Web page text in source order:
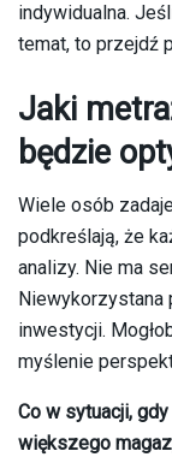
indywidualna.
temat, to przejdź
Jaki
będzie
Wiele osób
podkreślają, że
analizy. Nie ma
Niewykorzystana
inwestycji.
myślenie
Co w sytuacji,
większego